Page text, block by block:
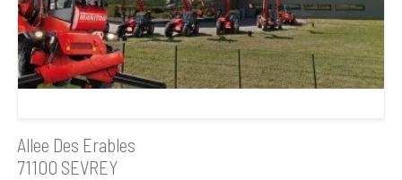
Allee Des Erables
71100 SEVREY